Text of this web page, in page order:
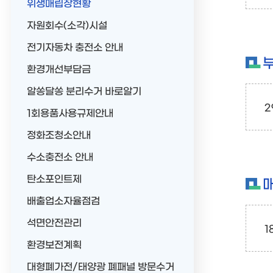
위생매립장현황
자원회수(소각)시설
전기자동차 충전소 안내
환경개선부담금
알쏭달쏭 분리수거 바로알기
1회용품사용규제안내
정화조청소안내
수소충전소 안내
탄소포인트제
배출업소자율점검
석면안전관리
환경보전계획
대형폐가전/태양광 폐패널 방문수거